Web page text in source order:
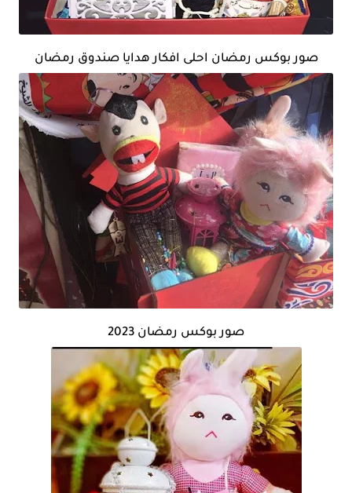
صور بوكس رمضان احلى افكار هدايا صندوق رمضان
صور بوكس رمضان 2023